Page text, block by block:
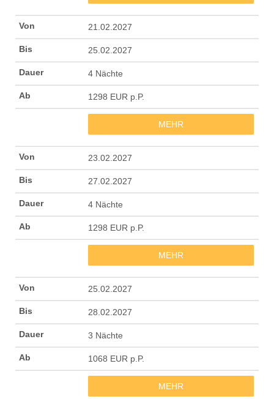
21.02.2027
25.02.2027
4 Nächte
1298 EUR p.P.
MEHR
23.02.2027
27.02.2027
4 Nächte
1298 EUR p.P.
MEHR
25.02.2027
28.02.2027
3 Nächte
1068 EUR p.P.
MEHR